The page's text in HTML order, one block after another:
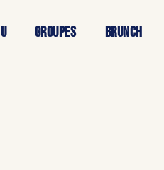
GROUPES BRUNCH